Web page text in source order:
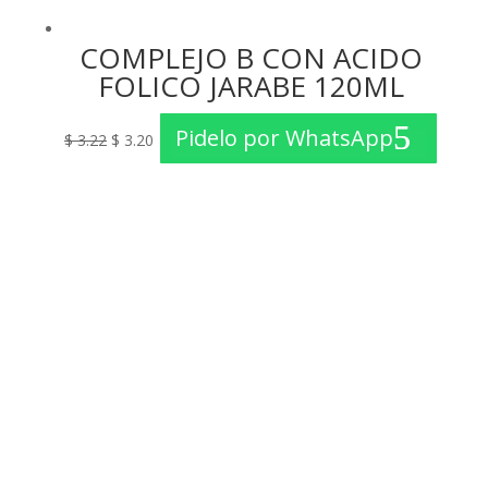
COMPLEJO B CON ACIDO
FOLICO JARABE 120ML
$3.22
precio
$ 3.20
precioPidelo por WhatsApp